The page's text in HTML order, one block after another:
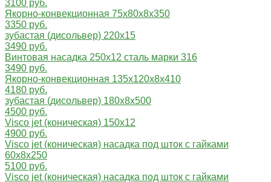
3100 руб.
Якорно-конвекционная 75x80x8x350
3350 руб.
зубастая (дисольвер) 220х15
3490 руб.
Винтовая насадка 250х12 сталь марки 316
3490 руб.
Якорно-конвекционная 135x120x8x410
4180 руб.
зубастая (дисольвер) 180х8х500
4500 руб.
Visco jet (коническая) 150х12
4900 руб.
Visco jet (коническая) насадка под шток с гайками
60x8x250
5100 руб.
Visco jet (коническая) насадка под шток с гайками